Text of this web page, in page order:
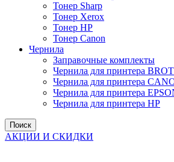
Тонер Sharp
Тонер Xerox
Тонер НР
Тонер Саnon
Чернила
Заправочные комплекты
Чернила для принтера
Чернила для принтера
Чернила для принтера
Чернила для принтера HP
Поиск
АКЦИИ И СКИДКИ